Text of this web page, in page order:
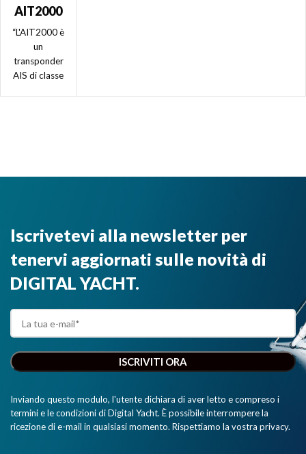
AIT2000
–
Transpon
der AIS di
Classe B
con
“L'AIT2000 è
un
transponder
AIS di classe
AIS. Per
migliori
opzioni di
collegamento,
il tutto
un
dispositivo di
generazione
Iscrivetevi alla newsletter per
tenervi aggiornati sulle novità di
DIGITAL YACHT.
Inviando questo modulo, l'utente dichiara di aver letto e compreso i
termini e le condizioni di Digital Yacht. È possibile interrompere la
ricezione di e-mail in qualsiasi momento. Rispettiamo la vostra privacy.